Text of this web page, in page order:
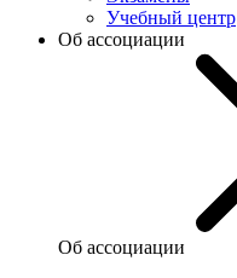
Учебный центр
Об ассоциации
Об ассоциации